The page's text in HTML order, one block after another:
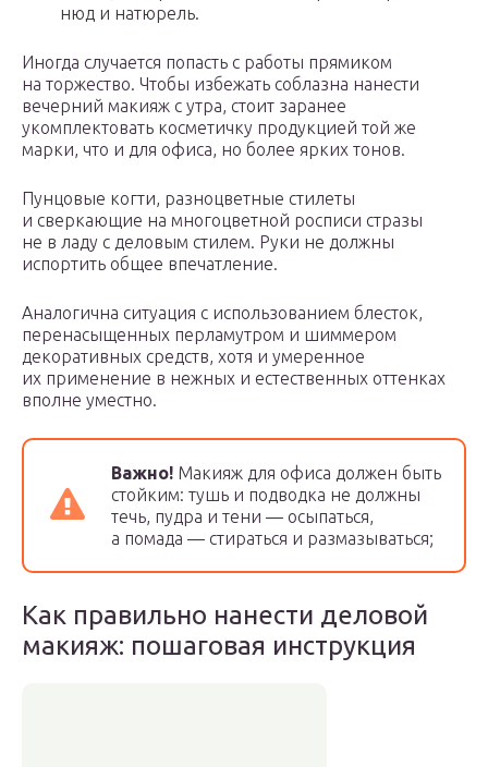
нюд и натюрель.
Иногда случается попасть с работы прямиком
на торжество. Чтобы избежать соблазна нанести
вечерний макияж с утра, стоит заранее
укомплектовать косметичку продукцией той же
марки, что и для офиса, но более ярких тонов.
Пунцовые когти, разноцветные стилеты
и сверкающие на многоцветной росписи стразы
не в ладу с деловым стилем. Руки не должны
испортить общее впечатление.
Аналогична ситуация с использованием блесток,
перенасыщенных перламутром и шиммером
декоративных средств, хотя и умеренное
их применение в нежных и естественных оттенках
вполне уместно.
Важно! Макияж для офиса должен быть
стойким: тушь и подводка не должны
течь, пудра и тени — осыпаться,
а помада — стираться и размазываться;
Как правильно нанести деловой
макияж: пошаговая инструкция